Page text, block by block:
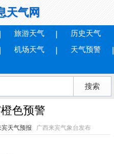
天气网
旅游天气
历史天气
机场天气
天气预警
色预警
宾天气预报 广西来宾气象台发布